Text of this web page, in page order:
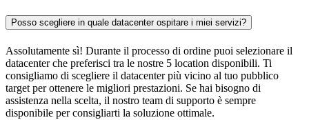
Posso scegliere in quale datacenter ospitare i miei servizi?
Assolutamente sì! Durante il processo di ordine puoi selezionare il
datacenter che preferisci tra le nostre 5 location disponibili. Ti
consigliamo di scegliere il datacenter più vicino al tuo pubblico
target per ottenere le migliori prestazioni. Se hai bisogno di
assistenza nella scelta, il nostro team di supporto è sempre
disponibile per consigliarti la soluzione ottimale.